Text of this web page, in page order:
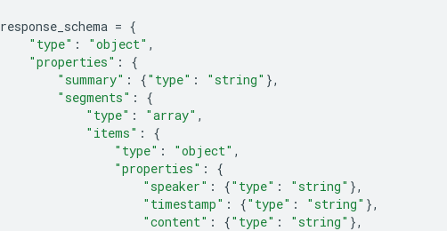
response_schema = {
"type" : "object" ,
"properties" :
{
"summary" : {"type" : "string" },
"segments" :
{
"type" : "array" ,
"items" :
{
"type" : "object" ,
"properties" :
{
"speaker" : {"type" : "string" },
"timestamp" : {"type" : "string" },
"content" : {"type" : "string" },